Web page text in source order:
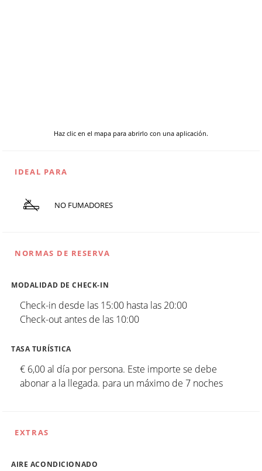
Haz clic en el mapa para abrirlo con una aplicación.
IDEAL PARA
NO FUMADORES
NORMAS DE RESERVA
MODALIDAD DE CHECK-IN
Check-in desde las 15:00 hasta las 20:00
Check-out antes de las 10:00
TASA TURÍSTICA
€ 6,00 al día por persona. Este importe se debe
abonar a la llegada. para un máximo de 7 noches
EXTRAS
AIRE ACONDICIONADO